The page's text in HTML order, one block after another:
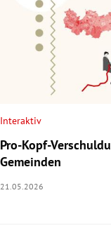
Interaktiv
Pro-Kopf-
Gemeinden
21.05.2026